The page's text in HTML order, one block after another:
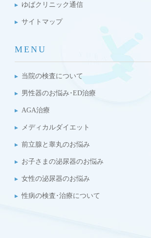
ゆばクリニック通信
サイトマップ
MENU
当院の検査について
男性器のお悩み･ED治療
AGA治療
メディカルダイエット
前立腺と睾丸のお悩み
お子さまの泌尿器のお悩み
女性の泌尿器のお悩み
性病の検査･治療について